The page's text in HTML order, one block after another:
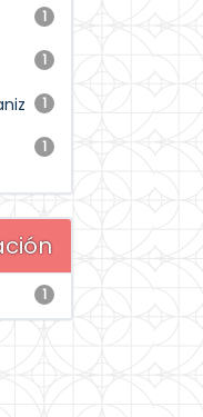
1
1
1
1
1